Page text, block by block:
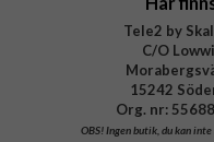
Tele2 by
C/O
15242
Org. nr:
OBS!Ingen butik, du kan inte